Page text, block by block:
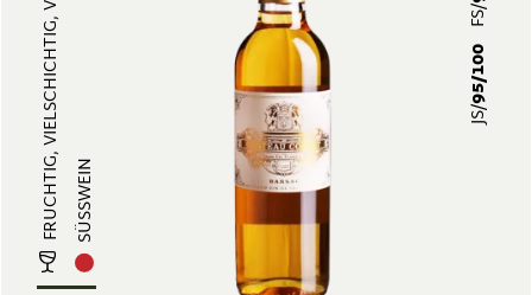
FRUCHTIG, VIELSCHICHTIG, VOLLMUND...SÜSSWEIN
JS/
95/100
FS/